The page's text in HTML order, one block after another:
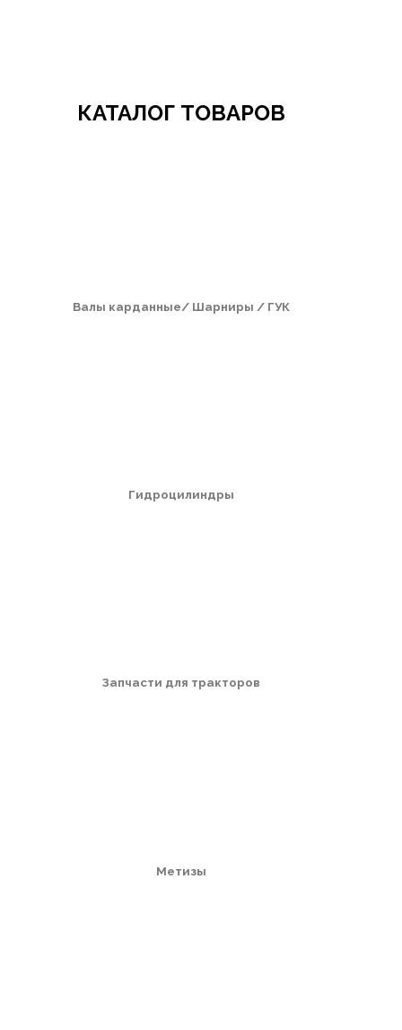
КАТАЛОГ ТОВАРОВ
Валы карданные/ Шарниры / ГУК
Гидроцилиндры
Запчасти для тракторов
Метизы